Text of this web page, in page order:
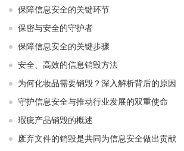
保障信息安全的关键环节
保密与安全的守护者
保障信息安全的关键步骤
安全、高效的信息销毁方法
为何化妆品需要销毁？深入解析背后的原因
守护信息安全与推动行业发展的双重使命
瑕疵产品销毁的概述
废弃文件的销毁是共同为信息安全做出贡献